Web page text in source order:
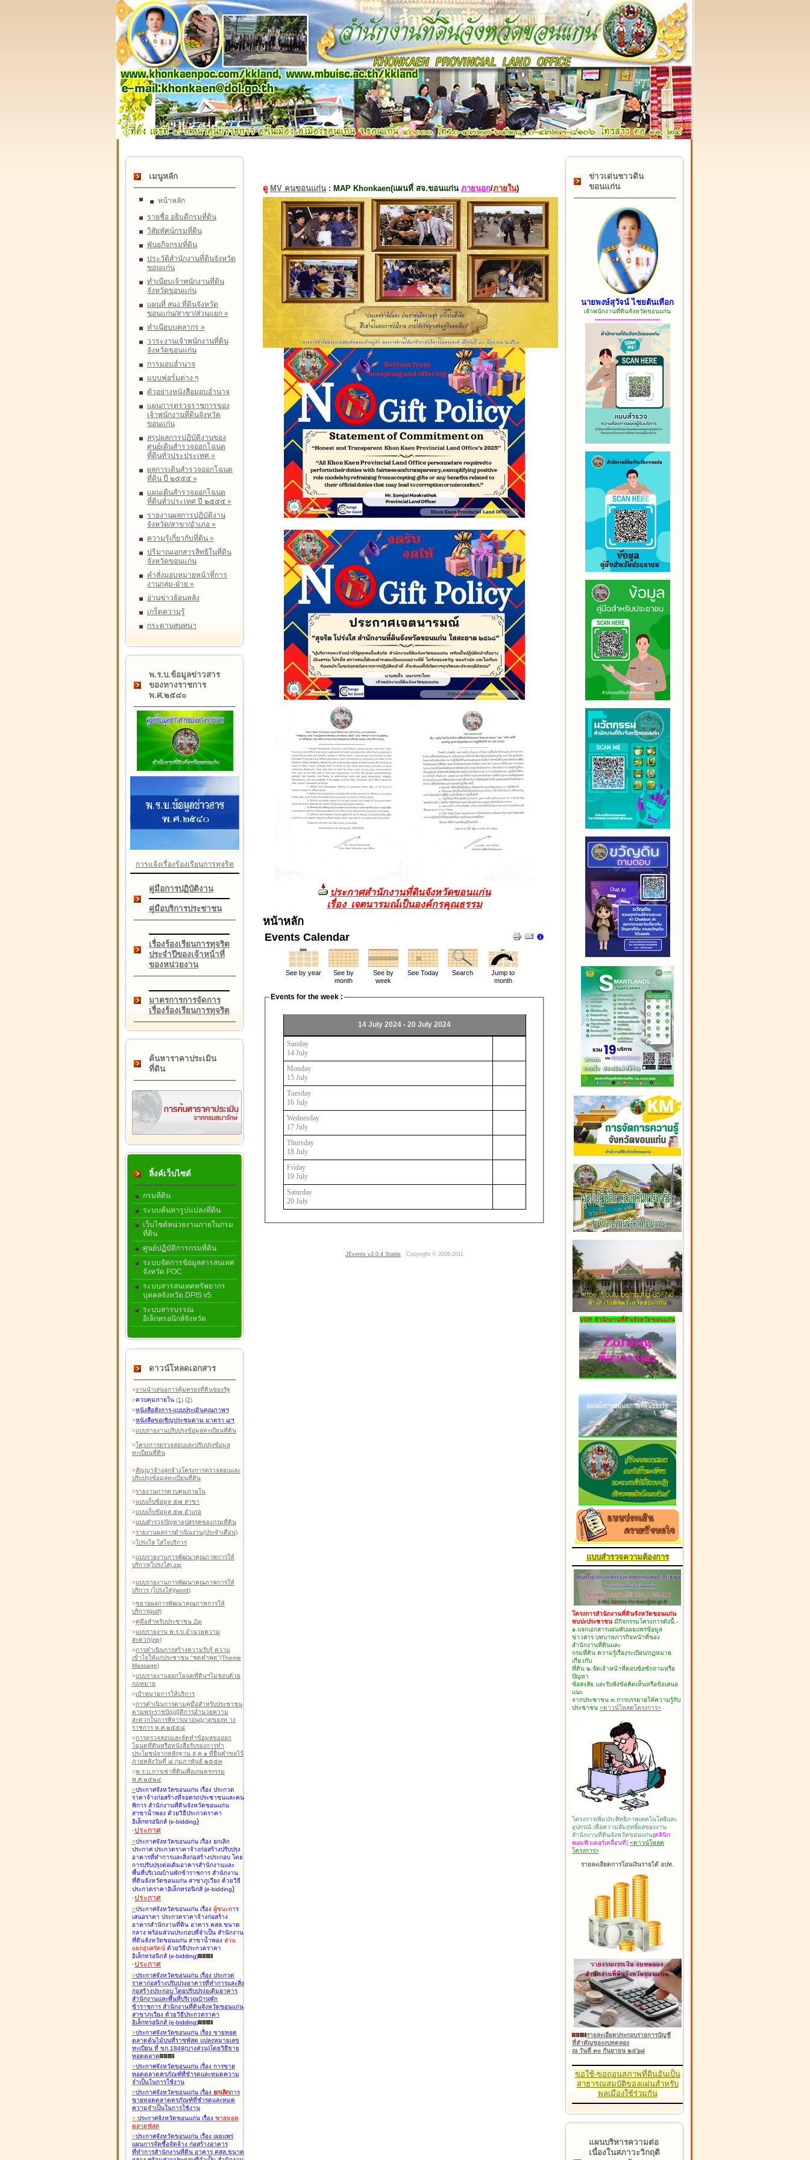
เมนูหลัก
หน้าหลัก
รายชื่อ อธิบดีกรมที่ดิน
วิสัยทัศน์กรมที่ดิน
พันธกิจกรมที่ดิน
ประวัติสำนักงานที่ดินจังหวัด
ขอนแก่น
ทำเนียบเจ้าพนักงานที่ดิน
จังหวัดขอนแก่น
แผนที่ สนง.ที่ดินจังหวัด
ขอนแก่น/สาขา/ส่วนแยก »
ทำเนียบบุคลากร »
วาระงานเจ้าพนักงานที่ดิน
จังหวัดขอนแก่น
การมอบอำนาจ
แบบฟอร์มต่าง ๆ
ตัวอย่างหนังสือมอบอำนาจ
แผนการตรวจราชการของ
เจ้าพนักงานที่ดินจังหวัด
ขอนแก่น
สรุปผลการปฏิบัติงานของ
ศูนย์เดินสำรวจออกโฉนด
ที่ดินทั่วประประเทศ »
ผลการเดินสำรวจออกโฉนด
ที่ดิน ปี ๒๕๕๕ »
แผนเดินสำรวจออกโฉนด
ที่ดินทั่วประเทศ ปี ๒๕๕๕ »
รายงานผลการปฏิบัติงาน
จังหวัด/สาขา/อำเภอ »
ความรู้เกี่ยวกับที่ดิน »
ปริมาณเอกสารสิทธิในที่ดิน
จังหวัดขอนแก่น
คำสั่งมอบหมายหน้าที่การ
งานกลุ่ม-ฝ่าย »
อ่านข่าวย้อนหลัง
เกร็ดความรู้
กระดานสนทนา
พ.ร.บ.ข้อมูลข่าวสาร
ของทางราชการ
พ.ศ.๒๕๔๐
การแจ้งเรื่องร้องเรียนการทุจริต
คู่มือการปฏิบัติงาน
คู่มือบริการประชาชน
เรื่องร้องเรียนการทุจริต
ประจำปีของเจ้าหน้าที่
ของหน่วยงาน
มาตรการการจัดการ
เรื่องร้องเรียนการทุจริต
ค้นหาราคาประเมิน
ที่ดิน
ลิ้งค์เว็บไซต์
กรมที่ดิน
ระบบค้นหารูปแปลงที่ดิน
เว็บไซต์หน่วยงานภายในกรม
ที่ดิน
ศูนย์ปฏิบัติการกรมที่ดิน
ระบบจัดการข้อมูลสารสนเทศ
จังหวัด POC
ระบบสารสนเทศทรัพยากร
บุคคลจังหวัด DPIS v5
ระบบสารบรรณ
อิเล็กทรอนิกส์จังหวัด
ดาวน์โหลดเอกสาร
>งานนำเสนอการคุ้มครองที่ดินของรัฐ
>ควบคุมภายใน (1) (2)
>หนังสือสังการ-แบบประเมินคุณภาพฯ
>หนังสือขอเชิญประชุมตาม มาตรา ๘ฯ
>แบบรายงานปรับปรุงข้อมูลทะเบียนที่ดิน
>โครงการตรวจสอบและปรับปรุงข้อมูล
ทะเบียนที่ดิน
>สัญญาจ้างลูกจ้างโครงการตรวจสอบและ
ปรับปรุงข้อมูลทะเบียนที่ดิน
>รายงานการควบคุมภายใน
>แบบเก็บข้อมูล ๕๗ สาขา
>แบบเก็บข้อมูล ๕๗ อำเภอ
>แบบสำรวจปัญหาอุปสรรคของกรมที่ดิน
>รายงานผลการดำเนินงาน(ประจำเดือน)
>โปร่งใส ใส่ใจบริการ
>แบบรายงานการพัฒนาคุณภาพการให้
บริการ(โปร่งใส).zip
>แบบรายงานการพัฒนาคุณภาพการให้
บริการ (โปร่งใส)(word)
>ขยายผลการพัฒนาคุณภาพการให้
บริการ(pdf)
>คู่มือสำหรับประชาชน Zip
>แบบรายงาน พ.ร.บ.อำนวยความ
สะดวก(zip)
>การดำเนินการสร้างความรับรู้ ความ
เข้าใจให้แก่ประชาชน "ชุดคำพูด"(Theme
Massage)
>แบบรายงานออกโฉนดที่ดินฯไม่ชอบด้วย
กฎหมาย
>เป้าหมายการให้บริการ
>การดำเนินการตามคู่มือสำหรับประชาชน
ตามพระราชบัญญัติการอำนวยความ
สะดวกในการพิจารณาอนุญาตของท าง
ราชการ พ.ศ.๒๕๕๘
>การตรวจสอบและจัดทำข้อมูลขอออก
โฉนดที่ดินหรือหนังสือรับรองการทำ
ประโยชน์จากหลักฐาน ส.ค.๑ ที่ยื่นคำขอไว้
ภายหลังวันที่ ๘ กุมภาพันธ์ ๒๕๕๓
>พ.ร.บ.การเช่าที่ดินเพื่อเกษตรกรรม
พ.ศ.๒๕๒๔
>ประกาศจังหวัดขอนแก่น เรื่อง ประกวด
ราคาจ้างก่อสร้างที่จอดรถประชาชนและคน
พิการ สำนักงานที่ดินจังหวัดขอนแก่น
สาขาน้ำพอง ด้วยวิธีประกวดราคา
อิเล็กทรอนิกส์ (e-bidding)
-ประกาศ
>ประกาศจังหวัดขอนแก่น เรื่อง ยกเลิก
ประกาศ ประกวดราคาจ้างก่อสร้างปรับปรุง
อาคารที่ทำการและสิ่งก่อสร้างประกอบ โดย
การปรับปรุงต่อเติมอาคารสำนักงานและ
พื้นที่บริเวณบ้านพักข้าราชการ สำนักงาน
ที่ดินจังหวัดขอนแก่น สาขาภูเวียง ด้วยวิธี
ประกวดราคาอิเล็กทรอนิกส์ (e-bidding)
-ประกาศ
>ประกาศจังหวัดขอนแก่น เรื่อง ผู้ชนะการ
เสนอราคา ประกวดราคาจ้างก่อสร้าง
อาคารสำนักงานที่ดิน อาคาร คสล.ขนาด
กลาง พร้อมส่วนประกอบที่จำเป็น สำนักงาน
ที่ดินจังหวัดขอนแก่น สาขาน้ำพอง ส่วน
แยกอุบลรัตน์ ด้วยวิธีประกวดราคา
อิเล็กทรอนิกส์ (e-bidding)
-ประกาศ
>ประกาศจังหวัดขอนแก่น เรื่อง ประกวด
ราคาก่อสร้างปรับปรุงอาคารที่ทำการและสิ่ง
ก่อสร้างประกอบ โดยปรับปรุง่อเติมอาคาร
สำนักงานและพื้นที่บริเวณบ้านพัก
ข้าราชการ สำนักงานที่ดินจังหวัดขอนแก่น
สาขาภูเวียง ด้วยวิธีประกวดราคา
อิเล็กทรอนิกส์ (e-bidding)
>ประกาศจังหวัดขอนแก่น เรื่อง ขายทอด
ตลาดต้นไม้บนที่ราชพัสดุ แปลงหมายเลข
ทะเบียน ที่ ขก.1849(บางส่วน)โดยวิธีขาย
ทอดตลาด
>ประกาศจังหวัดขอนแก่น เรื่อง การขาย
ทอดตลาดครุภัณฑ์ที่ชำรุดและหมดความ
จำเป็นในการใช้งาน
>ประกาศจังหวัดขอนแก่น เรื่อง ยกเลิกการ
ขายทอดตลาดครุภัณฑ์ที่ชำรุดและหมด
ความจำเป็นในการใช้งาน
> ประกาศจังหวัดขอนแก่น เรื่อง ขายทอด
ตลาดพัสดุ
>ประกาศจังหวัดขอนแก่น เรื่อง เผยแพร่
แผนการจัดซื้อจัดจ้าง ก่อสร้างอาคาร
ที่ทำการสำนักงานที่ดิน อาคาร คสล.ขนาด
๑๗ กุมภาพันธ์ "วันคล้ายวันสถาปนากรมที่ดิ
ดู MV คนขอนแก่น : MAP Khonkaen(แผนที่ สจ.ขอนแก่น ภายนอก/ภายใน)
ประกาศสำนักงานที่ดินจังหวัดขอนแก่น
เรื่อง เจตนารมณ์เป็นองค์กรคุณธรรม
หน้าหลัก
Events Calendar
See by year
See by
month
See by
week
See Today Search
Jump to
month
Events for the week :
14 July 2024 - 20 July 2024
Sunday
14 July
Monday
15 July
Tuesday
16 July
Wednesday
17 July
Thursday
18 July
Friday
19 July
Saturday
20 July
JEvents v2.0.4 Stable Copyright © 2006-2011
ข่าวเด่นชาวดิน
ขอนแก่น
นายพงษ์สุวัจน์ ไชยต้นเทือก
เจ้าพนักงานที่ดินจังหวัดขอนแก่น
------------------------------------
VDR สำนักงานที่ดินจังหวัดขอนแก่น
แบบสำรวจความต้องการ
โครงการสำนักงานที่ดินจังหวัดขอนแก่น
พบปะประชาชน มีกิจกรรมโครงการดังนี้.-
๑.แจกเอกสารแผ่นพับเผยแพร่ข้อมูล
ข่าวสาร บทบาทภารกิจหน้าที่ของ
สำนักงานที่ดินและ
กรมที่ดิน ความรู้เรื่องระเบียบ/กฎหมาย
เกี่ยวกับ
ที่ดิน ๒.จัดเจ้าหน้าที่ตอบข้อซักถามหรือ
ปัญหา
ข้อสงสัย และรับฟังข้อคิดเห็นหรือข้อเสนอ
แนะ
จากประชาชน ๓.การบรรยายให้ความรู้กับ
ประชาชน <ดาวน์โหลดโครงการ>
โครงการเพิ่มประสิทธิภาพเทคโนโลยีและ
อุปกรณ์ เพื่อความสัมฤทธิ์ผลของงาน
สำนักงานที่ดินจังหวัดขอนแก่น(คลินิก
คอมพิวเตอร์เคลื่อนที่) <ดาวน์โหลด
โครงการ>
รายละเอียดการโอนเงินรายได้ อปท.
รายละเอียดประกอบรายการบัญชี
ที่สำคัญของงบทดลอง
ณ วันที่ ๓๐ กันยายน ๒๕๖๘
ขอใช้-ขอถอนสภาพที่ดินอันเป็น
สาธารณสมบัติของแผ่นสำหรับ
พลเมืองใช้ร่วมกัน
แผนบริหารความต่อ
เนื่องในสภาวะวิกฤติ